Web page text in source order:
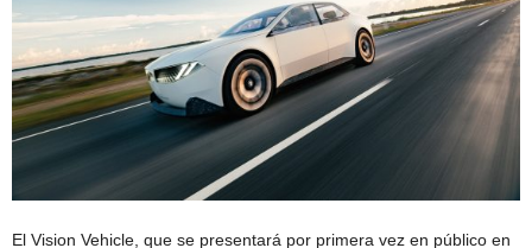
El Vision Vehicle, que se presentará por primera vez en público en